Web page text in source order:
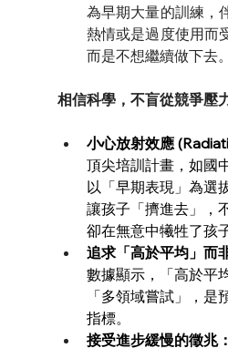
為早期大量的訓練，
熱情或是過度使用而
而是不想繼續做下去。
相信科學，不盲從競爭壓
小心放射效應
頂尖培訓計畫，如國
以「早期表現」為
讓孩子「擠進去」，
卻在無意中犧牲了孩
追求「高於平均」而
數據顯示，「高於平
「多領域嘗試」，是
指標。
接受進步緩慢的徵兆：